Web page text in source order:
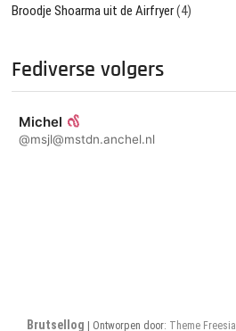
Broodje Shoarma uit de Airfryer(4)
Fediverse volgers
Michel
@msjl@mstdn.anchel.nl
Brutsellog | Ontworpen door: Theme Freesia